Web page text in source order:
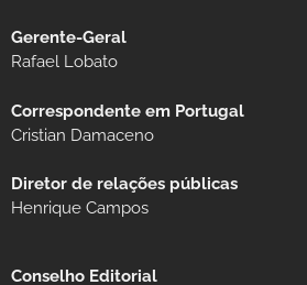
Gerente-Geral
Rafael Lobato
Correspondente em Portugal
Cristian Damaceno
Diretor de relações públicas
Henrique Campos
Conselho Editorial